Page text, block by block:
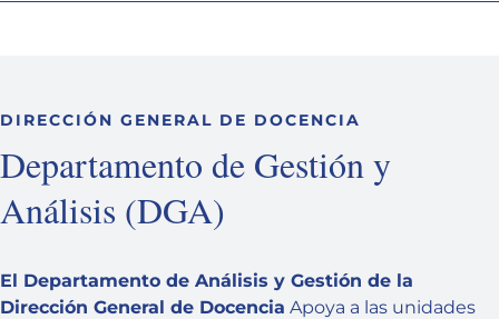
DIRECCIÓN GENERAL DE DOCENCIA
Departamento de Gestión y
Análisis (DGA)
El Departamento de Análisis y Gestión de la
Dirección General de Docencia Apoya a las unidades